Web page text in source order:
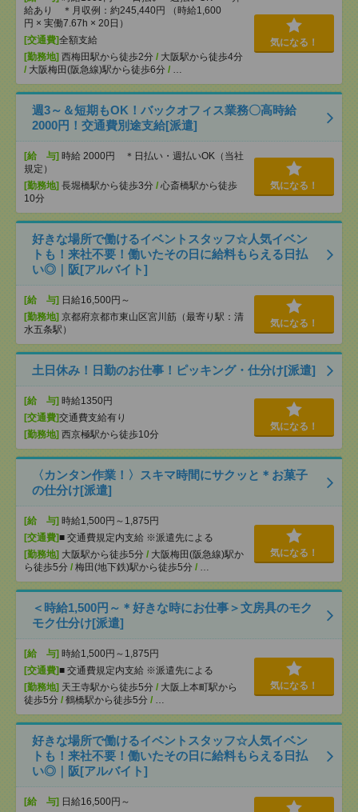
給あり ＊月収例：約245,440円 （時給1,600
円 × 実働7.67h × 20日）
[交通費]全額支給
[勤務地] 西梅田駅から徒歩2分 / 大阪駅から徒歩4分
/ 大阪梅田(阪急線)駅から徒歩6分 / …
気になる！
週3～＆短期もOK！バックオフィス業務〇高時給
2000円！交通費別途支給[派遣]
[給 与] 時給 2000円 ＊日払い・週払いOK（当社
規定）
[勤務地] 長堀橋駅から徒歩3分 / 心斎橋駅から徒歩
10分
気になる！
好きな場所で働けるイベントスタッフ☆人気イベン
トも！来社不要！働いたその日に給料もらえる日払
い◎｜阪[アルバイト]
[給 与] 日給16,500円～
[勤務地] 京都府京都市東山区宮川筋（最寄り駅：清
水五条駅）
気になる！
土日休み！日勤のお仕事！ピッキング・仕分け[派遣]
[給 与] 時給1350円
[交通費]交通費支給有り
[勤務地] 西京極駅から徒歩10分
気になる！
〈カンタン作業！〉スキマ時間にサクッと＊お菓子
の仕分け[派遣]
[給 与] 時給1,500円～1,875円
[交通費]■ 交通費規定内支給 ※派遣先による
[勤務地] 大阪駅から徒歩5分 / 大阪梅田(阪急線)駅か
ら徒歩5分 / 梅田(地下鉄)駅から徒歩5分 / …
気になる！
＜時給1,500円～＊好きな時にお仕事＞文房具のモク
モク仕分け[派遣]
[給 与] 時給1,500円～1,875円
[交通費]■ 交通費規定内支給 ※派遣先による
[勤務地] 天王寺駅から徒歩5分 / 大阪上本町駅から
徒歩5分 / 鶴橋駅から徒歩5分 / …
気になる！
好きな場所で働けるイベントスタッフ☆人気イベン
トも！来社不要！働いたその日に給料もらえる日払
い◎｜阪[アルバイト]
[給 与] 日給16,500円～